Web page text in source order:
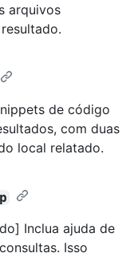
arquivos
de código
com duas
local relatado.
Inclua ajuda de
Isso